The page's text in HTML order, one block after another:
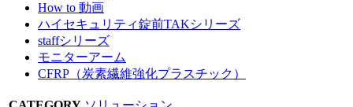
How to 動画
ハイセキュリティ錠前TAKシリーズ
staffシリーズ
モニターアーム
CFRP（炭素繊維強化プラスチック）